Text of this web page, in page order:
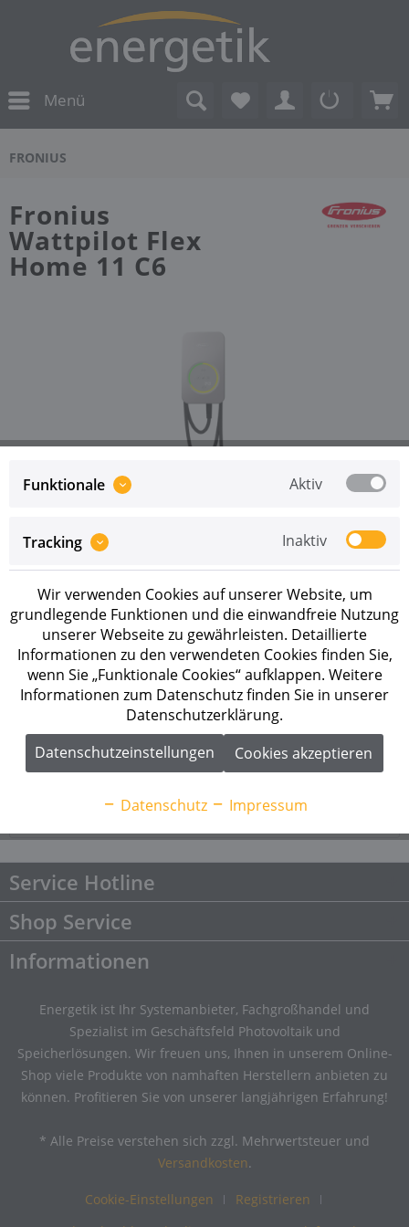
Menü
FRONIUS
Fronius
Wattpilot Flex
Home 11 C6
Preise sind erst nach erfolgreicher Registrierung
als
Merken
Artikel-Nr.: 260437
Beschreibung
Fronius Wattpilot Flex Home 11 C6 Die Fronius
Wattpilot Flex Home 11 C6 ist die ideale...mehr
Service Hotline
Shop Service
Informationen
Energetik ist Ihr Systemanbieter, Fachgroßhandel und
Spezialist im Geschäftsfeld Photovoltaik und
Speicherlösungen. Wir freuen uns, Ihnen in unserem Online-
Shop viele Produkte von namhaften Herstellern anbieten zu
können. Profitieren Sie von unserer langjährigen Erfahrung!
* Alle Preise verstehen sich zzgl. Mehrwertsteuer und
Versandkosten.
Cookie-Einstellungen
Registrieren
Funktionale Aktiv
Tracking Inaktiv
Wir verwenden Cookies auf unserer Website, um
grundlegende Funktionen und die einwandfreie Nutzung
unserer Webseite zu gewährleisten. Detaillierte
Informationen zu den verwendeten Cookies finden Sie,
wenn Sie „Funktionale Cookies“ aufklappen. Weitere
Informationen zum Datenschutz finden Sie in unserer
Datenschutzerklärung.
Datenschutzeinstellungen
Cookies akzeptieren
Datenschutz Impressum